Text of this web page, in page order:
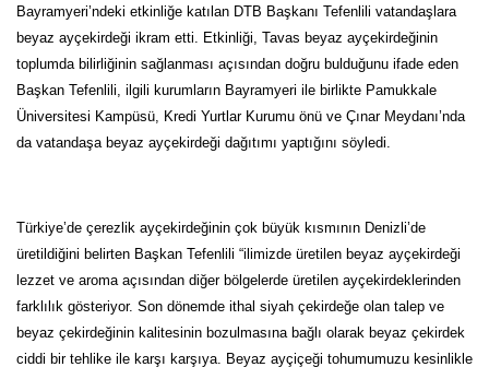
Bayramyeri’ndeki etkinliğe katılan DTB Başkanı Tefenlili vatandaşlara
beyaz ayçekirdeği ikram etti. Etkinliği, Tavas beyaz ayçekirdeğinin
toplumda bilirliğinin sağlanması açısından doğru bulduğunu ifade eden
Başkan Tefenlili, ilgili kurumların Bayramyeri ile birlikte Pamukkale
Üniversitesi Kampüsü, Kredi Yurtlar Kurumu önü ve Çınar Meydanı’nda
da vatandaşa beyaz ayçekirdeği dağıtımı yaptığını söyledi.
Türkiye’de çerezlik ayçekirdeğinin çok büyük kısmının Denizli’de
üretildiğini belirten Başkan Tefenlili “ilimizde üretilen beyaz ayçekirdeği
lezzet ve aroma açısından diğer bölgelerde üretilen ayçekirdeklerinden
farklılık gösteriyor. Son dönemde ithal siyah çekirdeğe olan talep ve
beyaz çekirdeğinin kalitesinin bozulmasına bağlı olarak beyaz çekirdek
ciddi bir tehlike ile karşı karşıya. Beyaz ayçiçeği tohumumuzu kesinlikle